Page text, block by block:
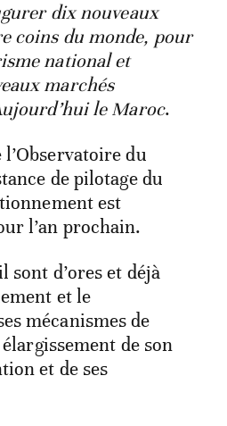
dix nouveaux
coins du monde, pour
national et
marchés
le Maroc.
du
de pilotage du
est
l’an prochain.
sont d’ores et déjà
et le
mécanismes de
de son
et de ses